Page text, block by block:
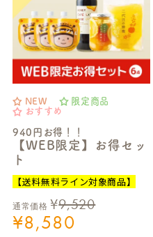
NEW
限定商品
おすすめ
940円お得！！
【WEB限定】お得セッ
ト
【送料無料ライン対象商品】
通常価格 ¥9,520
¥8,580